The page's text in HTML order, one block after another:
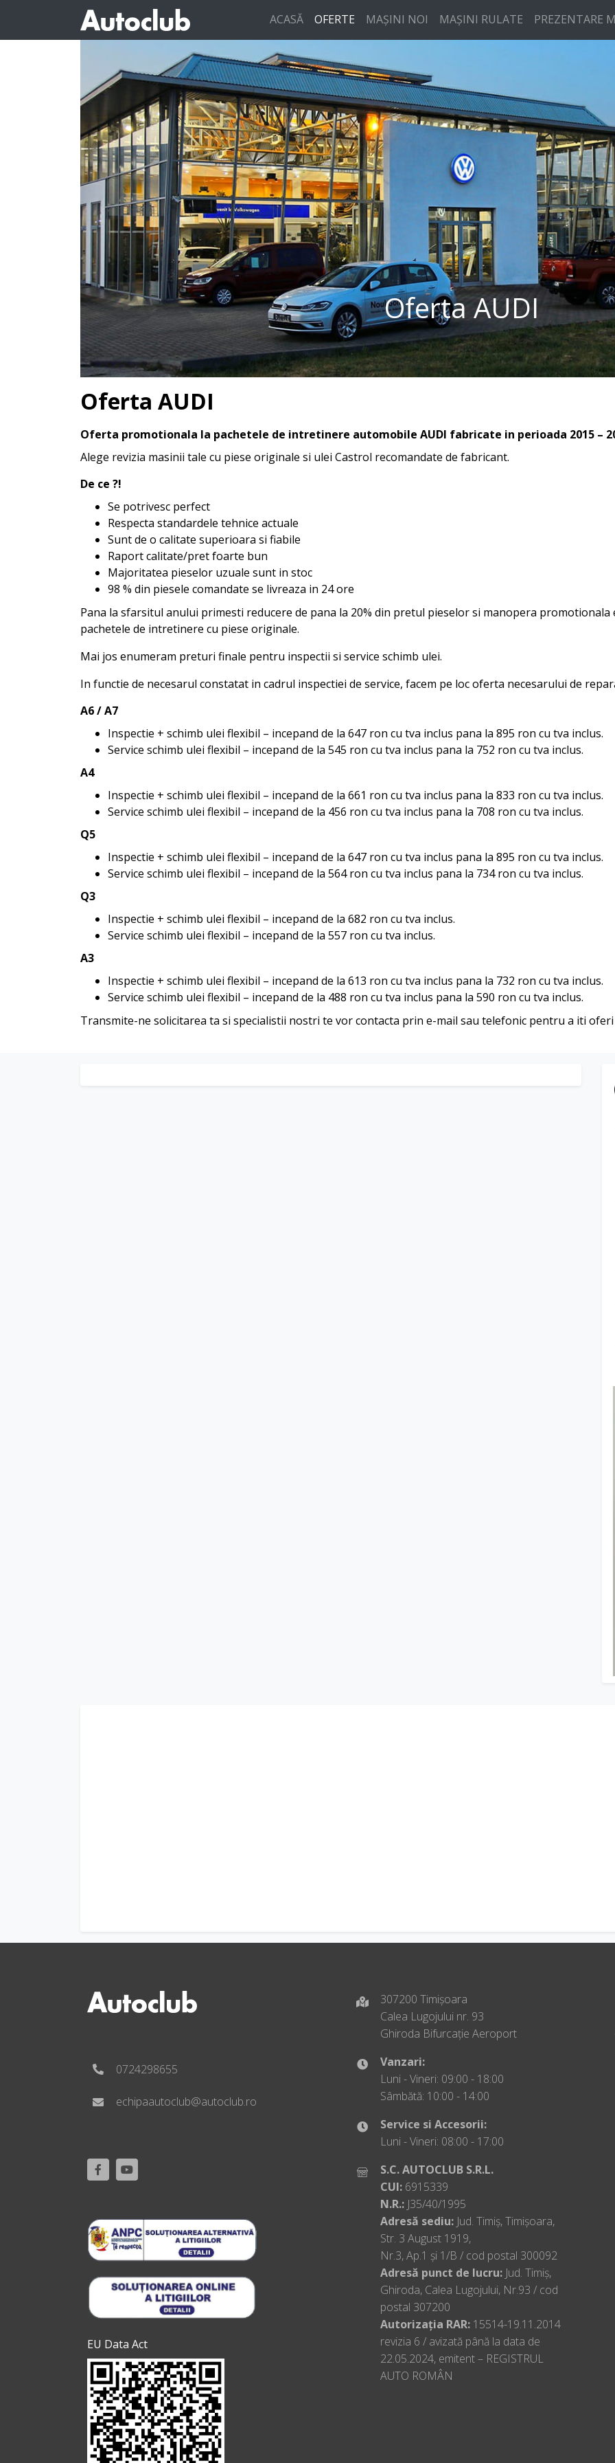
ACASĂ OFERTE MAȘINI NOI MAȘINI RULATE PREZENTARE
Oferta AUDI
Oferta AUDI
Oferta promotionala la pachetele de intretinere automobile AUDI fabricate in perioada 2015 –
Alege revizia masinii tale cu piese originale si ulei Castrol recomandate de fabricant.
De ce ?!
Se potrivesc perfect
Respecta standardele tehnice actuale
Sunt de o calitate superioara si fiabile
Raport calitate/pret foarte bun
Majoritatea pieselor uzuale sunt in stoc
98 % din piesele comandate se livreaza in 24 ore
Pana la sfarsitul anului primesti reducere de pana la 20% din pretul pieselor si manopera promotionala
pachetele de intretinere cu piese originale.
Mai jos enumeram preturi finale pentru inspectii si service schimb ulei.
In functie de necesarul constatat in cadrul inspectiei de service, facem pe loc oferta necesarului de
A6 / A7
Inspectie + schimb ulei flexibil – incepand de la 647 ron cu tva inclus pana la 895 ron cu tva inclus.
Service schimb ulei flexibil – incepand de la 545 ron cu tva inclus pana la 752 ron cu tva inclus.
A4
Inspectie + schimb ulei flexibil – incepand de la 661 ron cu tva inclus pana la 833 ron cu tva inclus.
Service schimb ulei flexibil – incepand de la 456 ron cu tva inclus pana la 708 ron cu tva inclus.
Q5
Inspectie + schimb ulei flexibil – incepand de la 647 ron cu tva inclus pana la 895 ron cu tva inclus.
Service schimb ulei flexibil – incepand de la 564 ron cu tva inclus pana la 734 ron cu tva inclus.
Q3
Inspectie + schimb ulei flexibil – incepand de la 682 ron cu tva inclus.
Service schimb ulei flexibil – incepand de la 557 ron cu tva inclus.
A3
Inspectie + schimb ulei flexibil – incepand de la 613 ron cu tva inclus pana la 732 ron cu tva inclus.
Service schimb ulei flexibil – incepand de la 488 ron cu tva inclus pana la 590 ron cu tva inclus.
Transmite-ne solicitarea ta si specialistii nostri te vor contacta prin e-mail sau telefonic pentru a iti
0724298655
echipaautoclub@autoclub.ro
EU Data Act
307200 Timișoara
Calea Lugojului nr. 93
Ghiroda Bifurcație Aeroport
Vanzari:
Luni - Vineri: 09:00 - 18:00
Sâmbătă: 10:00 - 14:00
Service si Accesorii:
Luni - Vineri: 08:00 - 17:00
S.C. AUTOCLUB S.R.L.
CUI:6915339
N.R.:J35/40/1995
Adresă sediu:Jud. Timiș, Timișoara,
Str. 3 August 1919,
Nr.3, Ap.1 și 1/B / cod postal 300092
Adresă punct de lucru:Jud. Timiș,
Ghiroda, Calea Lugojului, Nr.93 / cod
postal 307200
Autorizația RAR:15514-19.11.2014
revizia 6 / avizată până la data de
22.05.2024, emitent – REGISTRUL
AUTO ROMÂN